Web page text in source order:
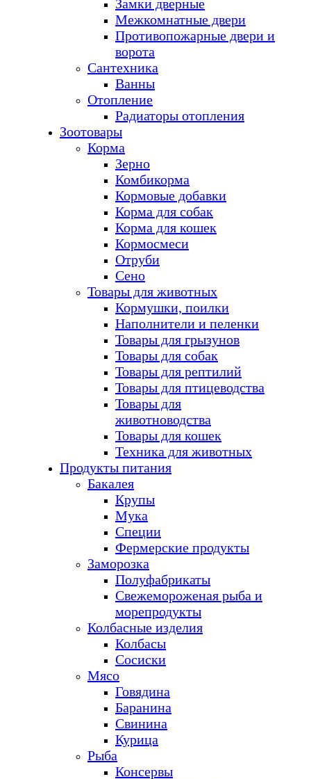
Замки дверные
Межкомнатные двери
Противопожарные двери и
ворота
Сантехника
Ванны
Отопление
Радиаторы отопления
Зоотовары
Корма
Зерно
Комбикорма
Кормовые добавки
Корма для собак
Корма для кошек
Кормосмеси
Отруби
Сено
Товары для животных
Кормушки, поилки
Наполнители и пеленки
Товары для грызунов
Товары для собак
Товары для рептилий
Товары для птицеводства
Товары для
животноводства
Товары для кошек
Техника для животных
Продукты питания
Бакалея
Крупы
Мука
Специи
Фермерские продукты
Заморозка
Полуфабрикаты
Свежемороженая рыба и
морепродукты
Колбасные изделия
Колбасы
Сосиски
Мясо
Говядина
Баранина
Свинина
Курица
Рыба
Консервы